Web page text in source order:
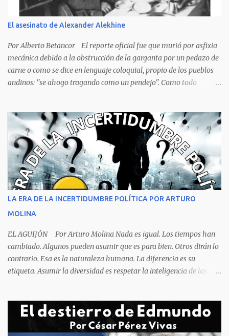
redentores, y terminan siendo el fraude personalizado. Venezuela,
un país bendecido por la abundancia de recursos naturales,
pobreza que afecta a una parte significativa de su población. La
pobreza no es solo una condición económica, sino también...
El asesinato de Alexander Alekhine
Por Alberto Betancor El reporte oficial fue que murió por asfixia
mecánica debido a la obstrucción de la garganta por un pedazo de
carne o como se dice en lenguaje coloquial, propio de los pueblos
andinos: "se ahogo tragando como un pendejo". Como todo
criminalística para determinar que no se trata de una muerte por
asfixia, ya que la reacción de una persona que está perdiendo la
respiración es levantarse y manotear, para desplomarse en el suelo
cogiendo todo lo que consigue a su lado. La foto habla por si
sola, la mesa ordenada, los platos terminados o tapados, todo en
orden y el campeón mundial sentado apacible y sin presentar su
rostro rasgos de asfixia mecánica, que se reflejan en un color
recuento de lo sucedido antes de este día fatídico. ...
LA ERA DE LA INCERTIDUMBRE POLÍTICA POR ARTURO
MOLINA
EL AGUIJÓN Por Arturo Molina Nada es igual. Los tiempos han
cambiado. Algunos pueden asumir que es para bien. Otros dirán lo
contrario. Esa es la naturaleza humana. La diferencia es su
etiqueta. Asumir la diversidad es respetar la inteligencia de las
obliga a los líderes, a crear de forma urgente, estrategias
responsables para restituir la confianza de los ciudadanos hacia
las instituciones. El desmoronamiento moral de la sociedad va a